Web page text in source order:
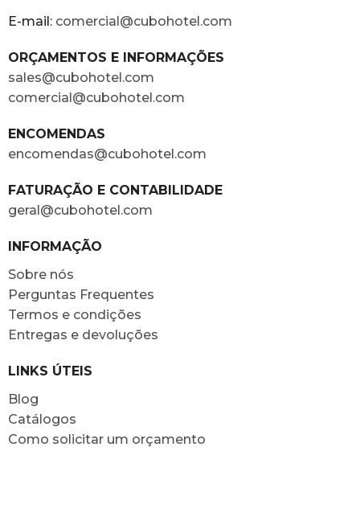
E-mail: comercial@cubohotel.com
ORÇAMENTOS E INFORMAÇÕES
sales@cubohotel.com
comercial@cubohotel.com
ENCOMENDAS
encomendas@cubohotel.com
FATURAÇÃO E CONTABILIDADE
geral@cubohotel.com
INFORMAÇÃO
Sobre nós
Perguntas Frequentes
Termos e condições
Entregas e devoluções
LINKS ÚTEIS
Blog
Catálogos
Como solicitar um orçamento